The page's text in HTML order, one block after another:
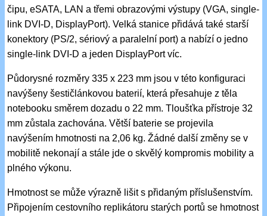
čipu, eSATA, LAN a třemi obrazovými výstupy (VGA, single-
link DVI-D, DisplayPort). Velká stanice přidává také starší
konektory (PS/2, sériový a paralelní port) a nabízí o jedno
single-link DVI-D a jeden DisplayPort víc.
Půdorysné rozměry 335 x 223 mm jsou v této konfiguraci
navýšeny šestičlánkovou baterií, která přesahuje z těla
notebooku směrem dozadu o 22 mm. Tloušťka přístroje 32
mm zůstala zachována. Větší baterie se projevila
navýšením hmotnosti na 2,06 kg. Žádné další změny se v
mobilitě nekonají a stále jde o skvělý kompromis mobility a
plného výkonu.
Hmotnost se může výrazně lišit s přidaným příslušenstvím.
Připojením cestovního replikátoru starých portů se hmotnost